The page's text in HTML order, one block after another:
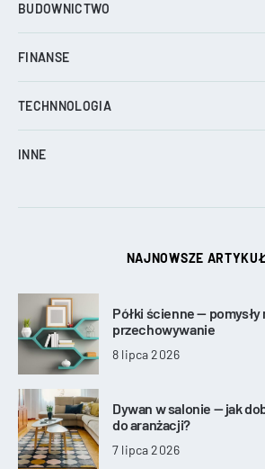
BUDOWNICTWO
FINANSE
TECHNNOLOGIA
INNE
NAJNOWSZE
Półki ścienne — pomysły
przechowywanie
8 lipca 2026
Dywan w salonie — jak
do aranżacji?
7 lipca 2026